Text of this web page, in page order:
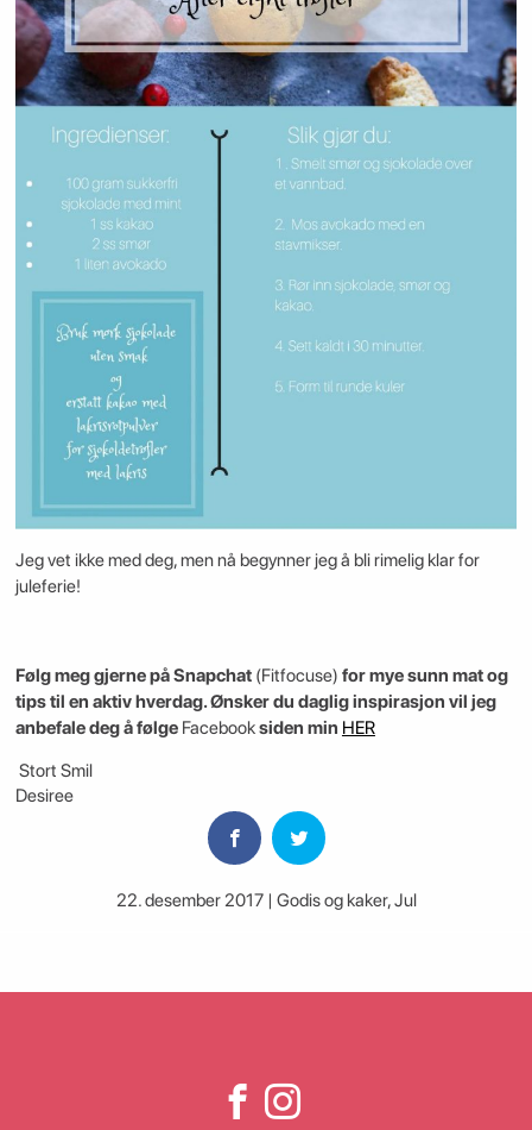
Jeg vet ikke med deg, men nå begynner jeg å bli rimelig klar for
juleferie!
Følg meg gjerne på Snapchat (Fitfocuse) for mye sunn mat og
tips til en aktiv hverdag. Ønsker du daglig inspirasjon vil jeg
anbefale deg å følge Facebooksiden min HER
Stort Smil
Desiree
22. desember 2017 | Godis og kaker,Jul